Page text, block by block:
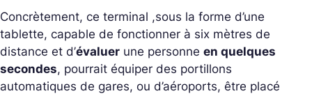
Concrètement, ce terminal ,sous la forme d’une
tablette, capable de fonctionner à six mètres de
distance et d’évaluer une personne en quelques
secondes, pourrait équiper des portillons
automatiques de gares, ou d’aéroports, être placé